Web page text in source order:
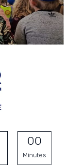
00
Minutes